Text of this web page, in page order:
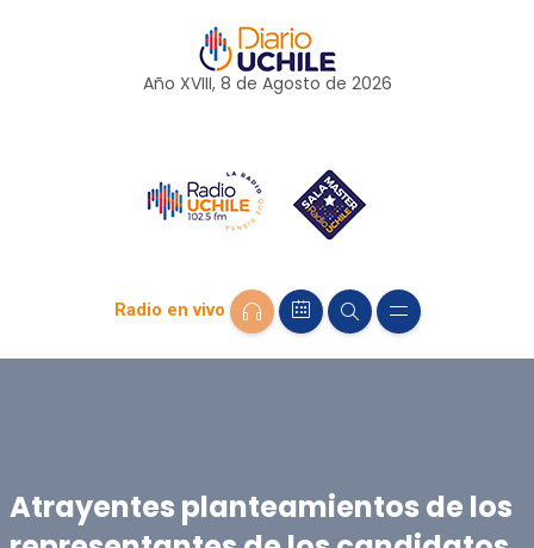
Año XVIII, 8 de Agosto de 2026
Radio en vivo
Atrayentes planteamientos de los